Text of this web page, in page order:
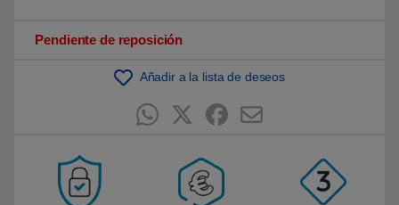
Pendiente de reposición
Añadir a la lista de deseos